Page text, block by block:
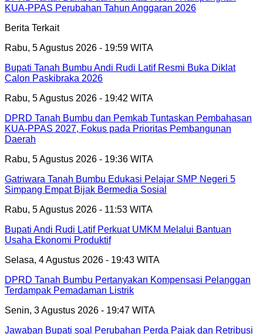
KUA-PPAS Perubahan Tahun Anggaran 2026
Berita Terkait
Rabu, 5 Agustus 2026 - 19:59 WITA
Bupati Tanah Bumbu Andi Rudi Latif Resmi Buka Diklat
Calon Paskibraka 2026
Rabu, 5 Agustus 2026 - 19:42 WITA
DPRD Tanah Bumbu dan Pemkab Tuntaskan Pembahasan
KUA-PPAS 2027, Fokus pada Prioritas Pembangunan
Daerah
Rabu, 5 Agustus 2026 - 19:36 WITA
Gatriwara Tanah Bumbu Edukasi Pelajar SMP Negeri 5
Simpang Empat Bijak Bermedia Sosial
Rabu, 5 Agustus 2026 - 11:53 WITA
Bupati Andi Rudi Latif Perkuat UMKM Melalui Bantuan
Usaha Ekonomi Produktif
Selasa, 4 Agustus 2026 - 19:43 WITA
DPRD Tanah Bumbu Pertanyakan Kompensasi Pelanggan
Terdampak Pemadaman Listrik
Senin, 3 Agustus 2026 - 19:47 WITA
Jawaban Bupati soal Perubahan Perda Pajak dan Retribusi